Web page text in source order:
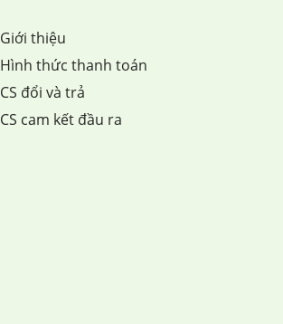
Giới thiệu
Hình thức thanh toán
CS đổi và trả
CS cam kết đầu ra